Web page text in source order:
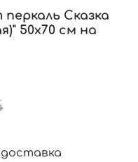
Сказка
50x70 см на